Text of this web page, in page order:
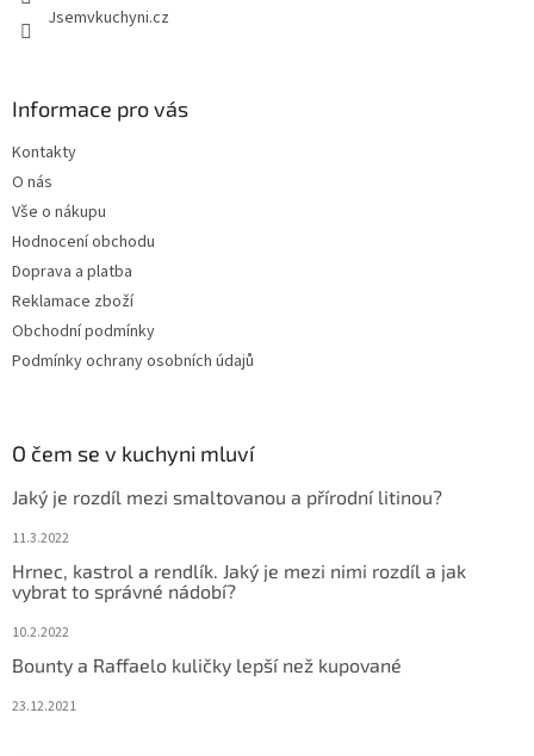
Jsemvkuchyni.cz
Informace pro vás
Kontakty
O nás
Vše o nákupu
Hodnocení obchodu
Doprava a platba
Reklamace zboží
Obchodní podmínky
Podmínky ochrany osobních údajů
O čem se v kuchyni mluví
Jaký je rozdíl mezi smaltovanou a přírodní litinou?
11.3.2022
Hrnec, kastrol a rendlík. Jaký je mezi nimi rozdíl a jak
vybrat to správné nádobí?
10.2.2022
Bounty a Raffaelo kuličky lepší než kupované
23.12.2021